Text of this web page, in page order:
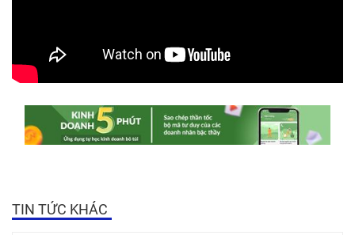
TIN TỨC KHÁC